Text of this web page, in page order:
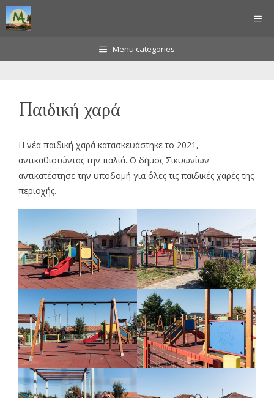
Μετάβαση
σε
Menu categories
Παιδική χαρά
Η νέα παιδική χαρά κατασκευάστηκε το 2021,
αντικαθιστώντας την παλιά. Ο δήμος Σικυωνίων
αντικατέστησε την υποδομή για όλες τις παιδικές χαρές της
περιοχής.